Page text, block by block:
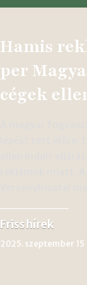
Hamis
per
cégek
Friss hírek
2025. szeptember 15